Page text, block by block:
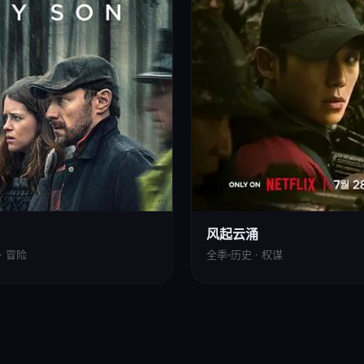
冒险
风起云涌
全季 历史 · 权谋